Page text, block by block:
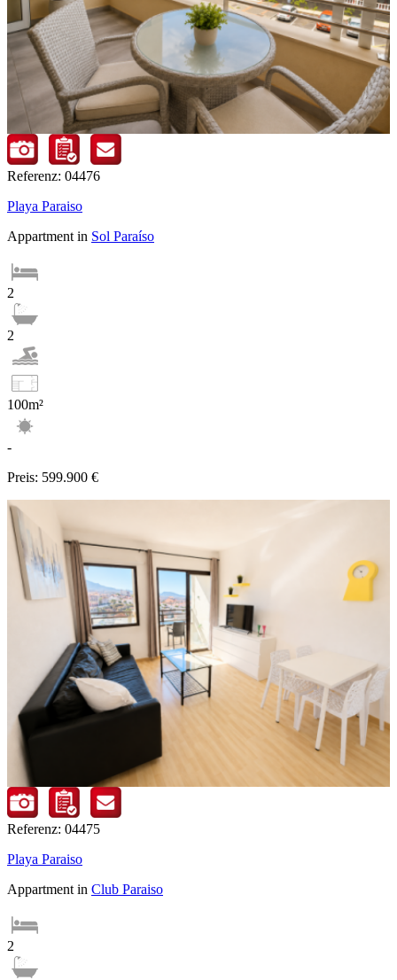
Referenz: 04476
Playa Paraiso
Appartment in Sol Paraíso
2
2
100m²
-
Preis: 599.900 €
Referenz: 04475
Playa Paraiso
Appartment in Club Paraiso
2